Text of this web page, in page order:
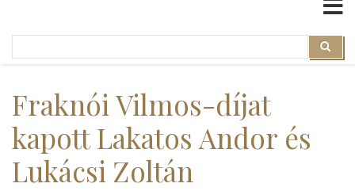
Search
Fraknói Vilmos-díjat
kapott Lakatos Andor és
Lukácsi Zoltán